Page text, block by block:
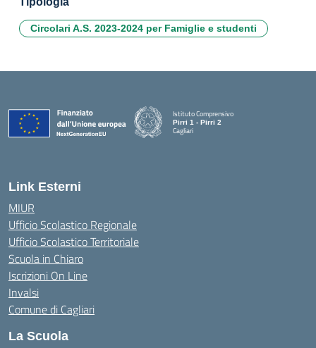
Circolari A.S. 2023-2024 per Famiglie e studenti
Istituto Comprensivo
Pirri 1 - Pirri 2
Cagliari
— Visita la pagina iniziale della scuola
Link Esterni
MIUR
Ufficio Scolastico Regionale
Ufficio Scolastico Territoriale
Scuola in Chiaro
Iscrizioni On Line
Invalsi
Comune di Cagliari
La Scuola